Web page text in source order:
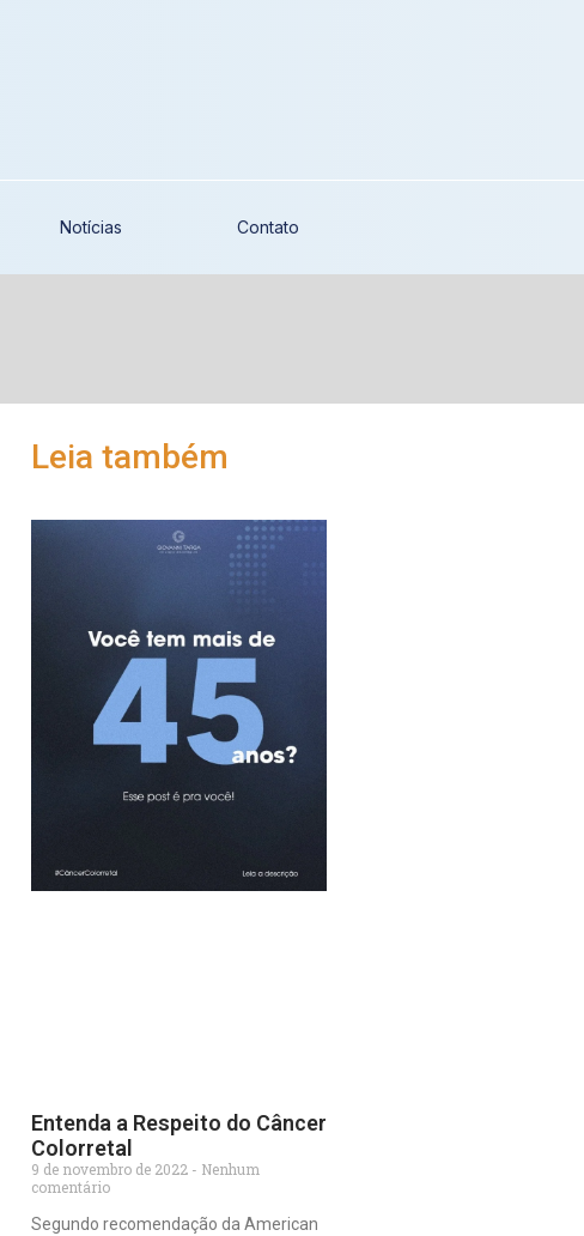
Notícias Contato
Leia também
Entenda a Respeito do Câncer
Colorretal
9 de novembro de 2022
Nenhum
comentário
Segundo recomendação da American